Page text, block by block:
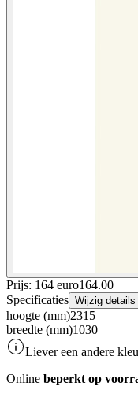
Prijs: 164 euro164.00
Specificaties Wijzig details
hoogte (mm)2315
breedte (mm)1030
Liever een andere
Online beperkt op